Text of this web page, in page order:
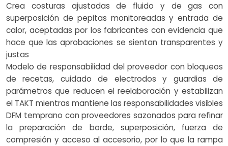
Crea costuras ajustadas de fluido y de gas con
superposición de pepitas monitoreadas y entrada de
calor, aceptadas por los fabricantes con evidencia que
hace que las aprobaciones se sientan transparentes y
justas
Modelo de responsabilidad del proveedor con bloqueos
de recetas, cuidado de electrodos y guardias de
parámetros que reducen el reelaboración y estabilizan
el TAKT mientras mantiene las responsabilidades visibles
DFM temprano con proveedores sazonados para refinar
la preparación de borde, superposición, fuerza de
compresión y acceso al accesorio, por lo que la rampa